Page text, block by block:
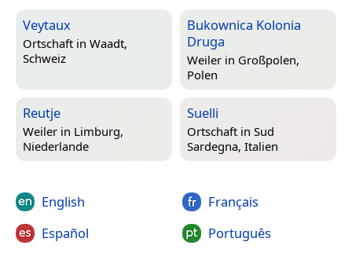
Veytaux
Ortschaft in Waadt,
Schweiz
Bukownica Kolonia
Druga
Weiler in Großpolen,
Polen
Reutje
Weiler in Limburg,
Niederlande
Suelli
Ortschaft in Sud
Sardegna, Italien
English
Español
Français
Português